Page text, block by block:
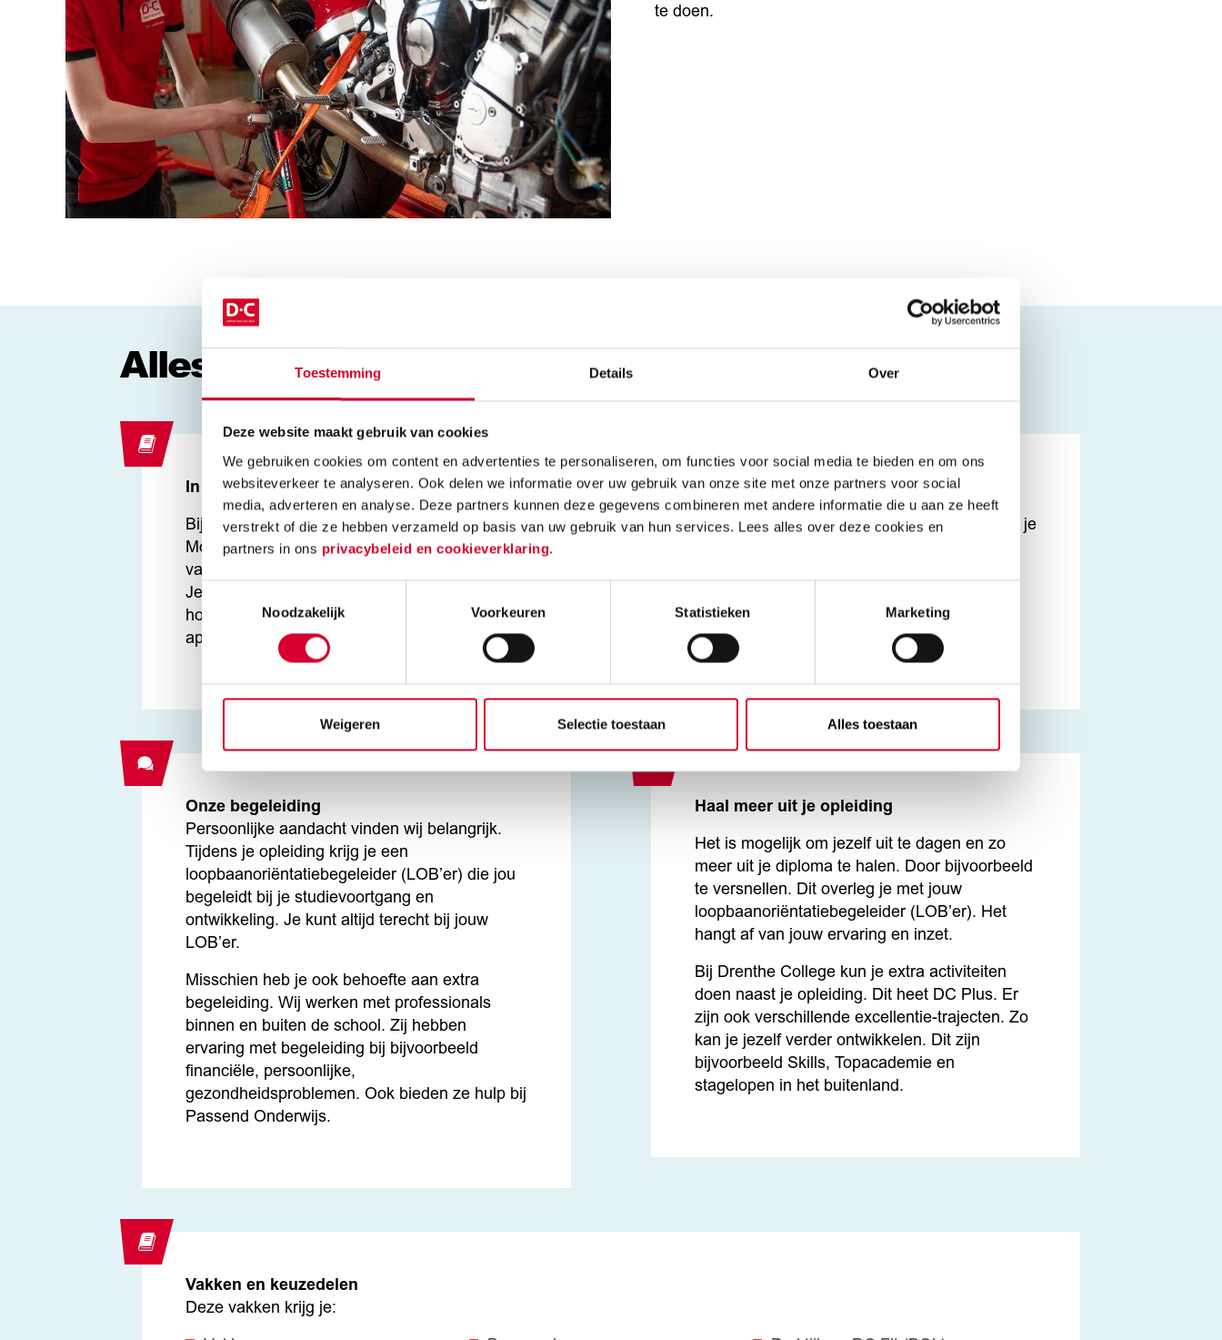
Toestemming Details Over
Deze website maakt gebruik van cookies
We gebruiken cookies om content en advertenties te personaliseren, om functies voor social media te bieden en om ons
websiteverkeer te analyseren. Ook delen we informatie over uw gebruik van onze site met onze partners voor social
media, adverteren en analyse. Deze partners kunnen deze gegevens combineren met andere informatie die u aan ze heeft
verstrekt of die ze hebben verzameld op basis van uw gebruik van hun services. Lees alles over deze cookies en
partners in ons privacybeleid en cookieverklaring.
Toestemmingsselectie
Noodzakelijk
Voorkeuren Statistieken Marketing
Weigeren Selectie toestaan Alles toestaan
te doen.
Alles over deze opleiding
In het kort
Bij de opleiding Basis Technicus Voertuigen en
Mobiele Werktuigen (Motorfietsen) leer je alle
vaardigheden en technieken de je nodig hebt.
Je leert hoe motorfietsen in elkaar zitten en
hoe je ze kan repareren. Ook leer je hoe je de
apparatuur gebruikt om metingen te doen.
Stage
Bij de Beroepsopleidende Leerweg (BOL) ga je
stage bij een goedgekeurd leerbedrijf. Deze
vind je op
Onze begeleiding
Persoonlijke aandacht vinden wij belangrijk.
Tijdens je opleiding krijg je een
loopbaanoriëntatiebegeleider (LOB’er) die jou
begeleidt bij je studievoortgang en
ontwikkeling. Je kunt altijd terecht bij jouw
LOB’er.
Misschien heb je ook behoefte aan extra
begeleiding. Wij werken met professionals
binnen en buiten de school. Zij hebben
ervaring met begeleiding bij bijvoorbeeld
financiële, persoonlijke,
gezondheidsproblemen. Ook bieden ze hulp bij
Passend Onderwijs.
Haal meer uit je opleiding
Het is mogelijk om jezelf uit te dagen en zo
meer uit je diploma te halen. Door bijvoorbeeld
te versnellen. Dit overleg je met jouw
loopbaanoriëntatiebegeleider (LOB’er). Het
hangt af van jouw ervaring en inzet.
Bij Drenthe College kun je extra activiteiten
doen naast je opleiding. Dit heet DC Plus. Er
zijn ook verschillende excellentie-trajecten. Zo
kan je jezelf verder ontwikkelen. Dit zijn
bijvoorbeeld Skills, Topacademie en
stagelopen in het buitenland.
Vakken en keuzedelen
Deze vakken krijg je: